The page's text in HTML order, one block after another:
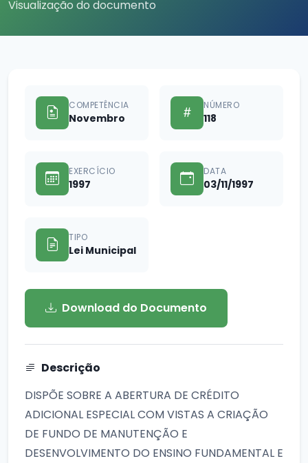
Visualização do documento
COMPETÊNCIA
Novembro
NÚMERO
118
EXERCÍCIO
1997
DATA
03/11/1997
TIPO
Lei Municipal
Download do Documento
Descrição
DISPÕE SOBRE A ABERTURA DE CRÉDITO
ADICIONAL ESPECIAL COM VISTAS A CRIAÇÃO
DE FUNDO DE MANUTENÇÃO E
DESENVOLVIMENTO DO ENSINO FUNDAMENTAL E